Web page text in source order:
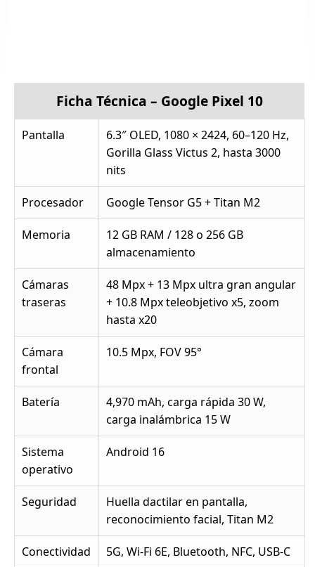
Ficha Técnica – Google Pixel 10
Pantalla
6.3″ OLED, 1080 × 2424, 60–120 Hz,
Gorilla Glass Victus 2, hasta 3000
nits
Procesador Google Tensor G5 + Titan M2
Memoria
12 GB RAM / 128 o 256 GB
almacenamiento
Cámaras
traseras
48 Mpx + 13 Mpx ultra gran angular
+ 10.8 Mpx teleobjetivo x5, zoom
hasta x20
Cámara
frontal
10.5 Mpx, FOV 95°
Batería
4,970 mAh, carga rápida 30 W,
carga inalámbrica 15 W
Sistema
operativo
Android 16
Seguridad
Huella dactilar en pantalla,
reconocimiento facial, Titan M2
Conectividad 5G, Wi-Fi 6E, Bluetooth, NFC, USB-C